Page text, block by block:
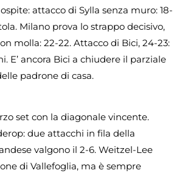
attacco di Sylla senza muro: 18-
Milano prova lo strappo decisivo,
molla: 22-22. Attacco di Bici, 24-23:
E’ ancora Bici a chiudere il parziale
padrone di casa.
set con la diagonale vincente.
due attacchi in fila della
valgono il 2-6. Weitzel-Lee
di Vallefoglia, ma è sempre